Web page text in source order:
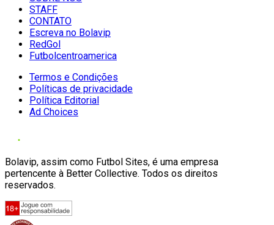
STAFF
CONTATO
Escreva no Bolavip
RedGol
Futbolcentroamerica
Termos e Condições
Políticas de privacidade
Política Editorial
Ad Choices
Bolavip, assim como Futbol Sites, é uma empresa
pertencente à Better Collective. Todos os direitos
reservados.